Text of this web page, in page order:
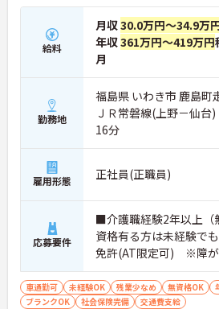
給料
月収30.0万円～34.9万
年収361万円～419万円
月
勤務地
福島県 いわき市 鹿島町
ＪＲ常磐線(上野－仙台
16分
雇用形態 正社員(正職員)
応募要件
■介護職経験2年以上
資格有る方は未経験
免許(AT限定可) ※障が
不問です。※実務経験2
者福祉に関する経験を
車通勤可 未経験OK 残業少なめ 無資格OK
ブランクOK
社会保険完備 交通費支給